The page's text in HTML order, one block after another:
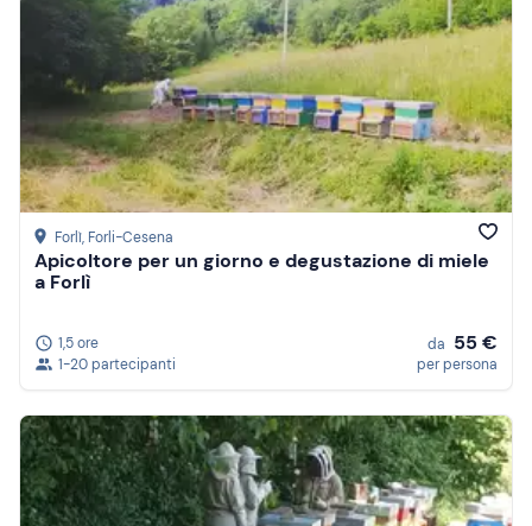
Forlì, Forli-Cesena
Apicoltore per un giorno e degustazione di miele
a Forlì
1,5 ore
1-20 partecipanti
da 55 €
per persona